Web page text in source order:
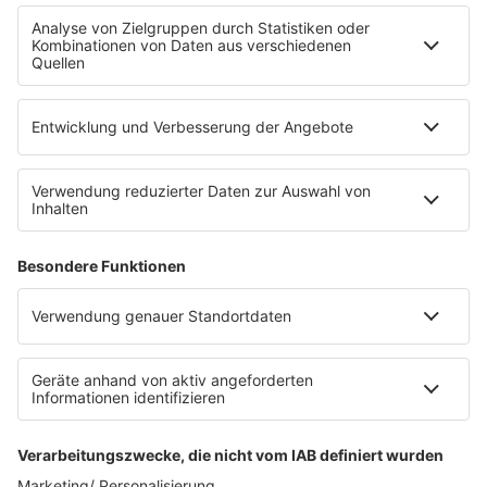
Fahrradparkhaus
Die Uniklinik Tübingen hat ein neues Fahrradparkhaus
eröffnet. Direkt an der Medizinischen Klinik bietet es
E-Bikes über eine Photovoltaikanlage auf dem …
Impressum
Datenschutzerklärung